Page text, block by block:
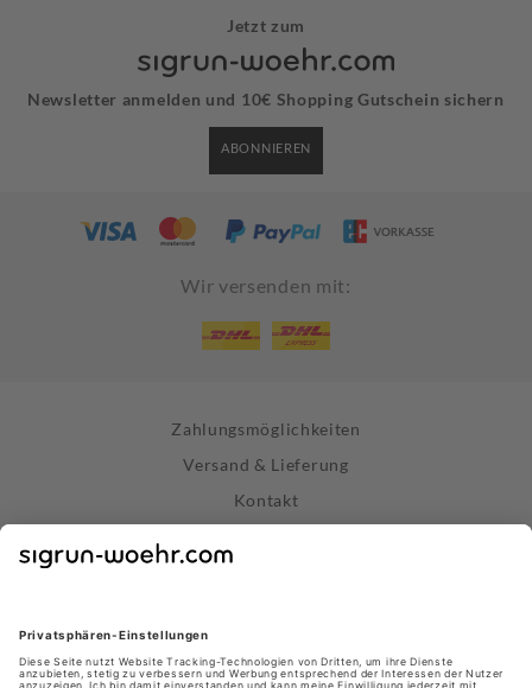
Jetzt zum
Newsletter anmelden und 10€ Shopping Gutschein sichern
ABONNIEREN
Wir versenden mit:
Zahlungsmöglichkeiten
Versand & Lieferung
Kontakt
Impressum